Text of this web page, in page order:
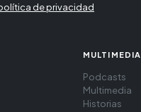
de privacidad
MULTIMEDIA
Podcasts
Multimedia
Historias